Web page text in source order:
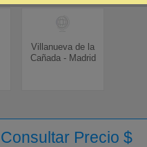
Villanueva de la
Cañada - Madrid
Consultar Precio $